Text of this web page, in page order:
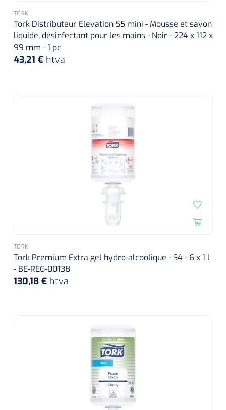
Logiciel
Alcoomètre
Champs stériles
Pansement en mousse
Bandages paraffine
Pansements avec interface transparente
Alginates
Divers
Agraffes de fixation
Nettoyeurs de plaies
TORK
Tork Distributeur Elevation S5 mini - Mousse et savon
liquide, désinfectant pour les mains - Noir - 224 x 112 x
99 mm - 1 pc
43,21 € htva
TORK
Tork Premium Extra gel hydro-alcoolique - S4 - 6 x 1 l
- BE-REG-00138
130,18 € htva